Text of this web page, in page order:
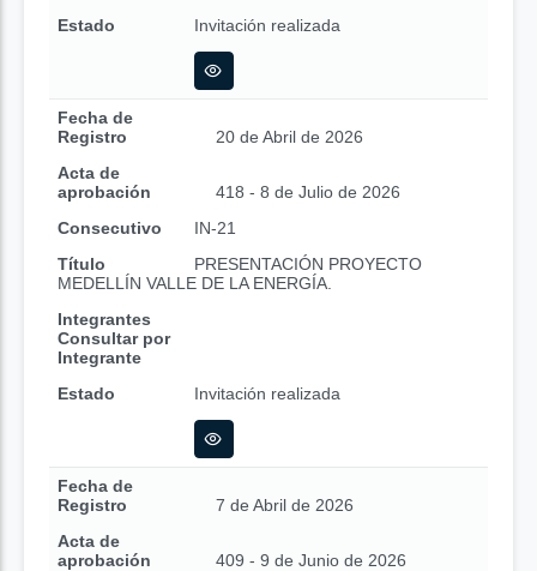
Estado
Invitación realizada
Fecha de
Registro
20 de Abril de 2026
Acta de
aprobación
418 - 8 de Julio de 2026
Consecutivo
IN-21
Título
PRESENTACIÓN PROYECTO
MEDELLÍN VALLE DE LA ENERGÍA.
Integrantes
Consultar por
Integrante
Estado
Invitación realizada
Fecha de
Registro
7 de Abril de 2026
Acta de
aprobación
409 - 9 de Junio de 2026